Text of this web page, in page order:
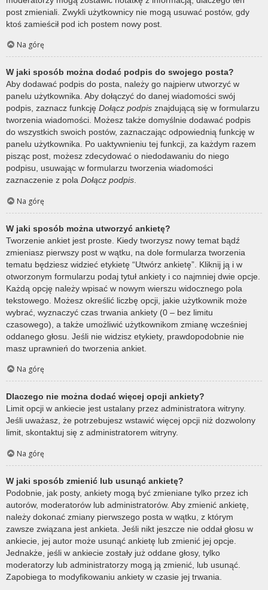
post zmieniali. Zwykli użytkownicy nie mogą usuwać postów, gdy
ktoś zamieścił pod ich postem nowy post.
Na górę
W jaki sposób można dodać podpis do swojego posta?
Aby dodawać podpis do posta, należy go najpierw utworzyć w
panelu użytkownika. Aby dołączyć do danej wiadomości swój
podpis, zaznacz funkcję Dołącz podpis znajdującą się w formularzu
tworzenia wiadomości. Możesz także domyślnie dodawać podpis
do wszystkich swoich postów, zaznaczając odpowiednią funkcję w
panelu użytkownika. Po uaktywnieniu tej funkcji, za każdym razem
pisząc post, możesz zdecydować o niedodawaniu do niego
podpisu, usuwając w formularzu tworzenia wiadomości
zaznaczenie z pola Dołącz podpis.
Na górę
W jaki sposób można utworzyć ankietę?
Tworzenie ankiet jest proste. Kiedy tworzysz nowy temat bądź
zmieniasz pierwszy post w wątku, na dole formularza tworzenia
tematu będziesz widzieć etykietę “Utwórz ankietę”. Kliknij ją i w
otworzonym formularzu podaj tytuł ankiety i co najmniej dwie opcje.
Każdą opcję należy wpisać w nowym wierszu widocznego pola
tekstowego. Możesz określić liczbę opcji, jakie użytkownik może
wybrać, wyznaczyć czas trwania ankiety (0 – bez limitu
czasowego), a także umożliwić użytkownikom zmianę wcześniej
oddanego głosu. Jeśli nie widzisz etykiety, prawdopodobnie nie
masz uprawnień do tworzenia ankiet.
Na górę
Dlaczego nie można dodać więcej opcji ankiety?
Limit opcji w ankiecie jest ustalany przez administratora witryny.
Jeśli uważasz, że potrzebujesz wstawić więcej opcji niż dozwolony
limit, skontaktuj się z administratorem witryny.
Na górę
W jaki sposób zmienić lub usunąć ankietę?
Podobnie, jak posty, ankiety mogą być zmieniane tylko przez ich
autorów, moderatorów lub administratorów. Aby zmienić ankietę,
należy dokonać zmiany pierwszego posta w wątku, z którym
zawsze związana jest ankieta. Jeśli nikt jeszcze nie oddał głosu w
ankiecie, jej autor może usunąć ankietę lub zmienić jej opcje.
Jednakże, jeśli w ankiecie zostały już oddane głosy, tylko
moderatorzy lub administratorzy mogą ją zmienić, lub usunąć.
Zapobiega to modyfikowaniu ankiety w czasie jej trwania.